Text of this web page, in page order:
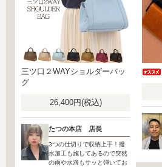
三ツ口２WAYショルダーバッ
グ
26,400円(税込)
たつの本店 店長
3つの仕切りで収納上手！撥
水加工も施してあるので突然
の雨や水滴もサッと弾いてお